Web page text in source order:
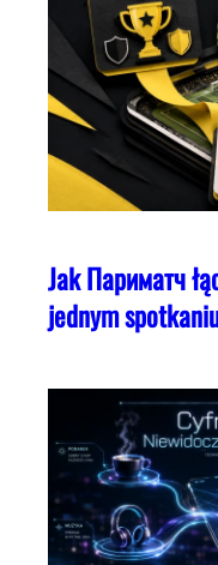
Jak Париматч
jednym